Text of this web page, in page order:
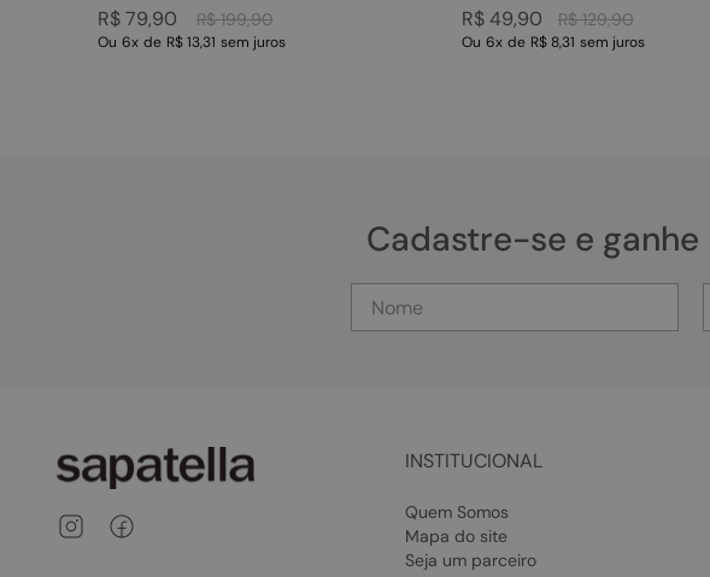
R$ 199,90
R$ 79,90
Ou 6x de R$ 13,31 sem juros
R$ 129,90
R$ 49,90
Ou 6x de R$ 8,31 sem juros
Cadastre-se e ganhe
INSTITUCIONAL
Quem Somos
Mapa do site
Seja um parceiro